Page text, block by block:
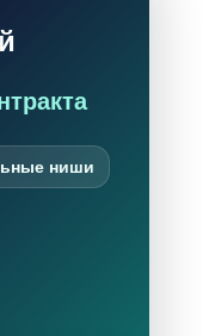
ниши